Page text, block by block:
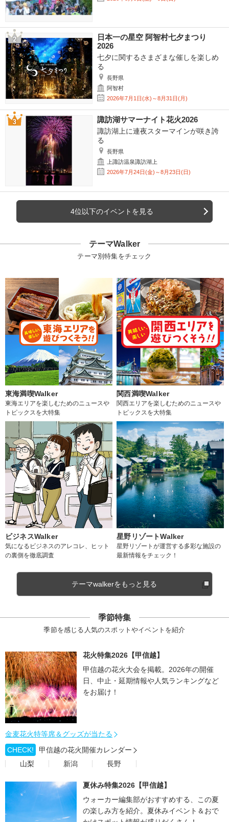
日本一の星空 阿智村七夕まつり
2026
七夕に関するさまざまな催しを楽しめ
る
長野県
阿智村
2026年7月1日(水)～8月31日(月)
諏訪湖サマーナイト花火2026
諏訪湖上に連夜スターマインが咲き誇
る
長野県
上諏訪温泉諏訪湖上
2026年7月24日(金)～8月23日(日)
4位以下のイベントを見る
テーマWalker
テーマ別特集をチェック
東海満喫Walker
東海エリアを楽しむためのニュースや
トピックスを大特集
関西満喫Walker
関西エリアを楽しむためのニュースや
トピックスを大特集
ビジネスWalker
気になるビジネスのアレコレ、ヒット
の裏側を徹底調査
星野リゾートWalker
星野リゾートが運営する多彩な施設の
最新情報をチェック！
テーマwalkerをもっと見る
季節特集
季節を感じる人気のスポットやイベントを紹介
花火特集2026【甲信越】
甲信越の花火大会を掲載。2026年の開催
日、中止・延期情報や人気ランキングなど
をお届け！
金麦花火特等席＆グッズが当たる
CHECK!
甲信越の花火開催カレンダー
山梨
新潟 長野
夏休み特集2026【甲信越】
ウォーカー編集部がおすすめする、この夏
の楽しみ方を紹介。夏休みイベント＆おで